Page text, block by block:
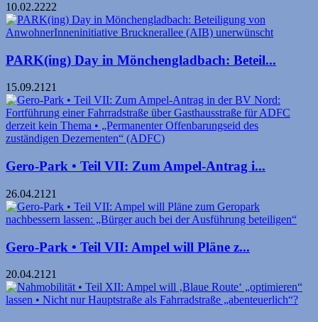
10.02.2222
PARK(ing) Day in Mönchengladbach: Beteil...
15.09.2121
Gero-Park • Teil VII: Zum Ampel-Antrag i...
26.04.2121
Gero-Park • Teil VII: Ampel will Pläne z...
20.04.2121